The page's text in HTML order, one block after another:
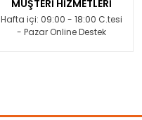
MÜŞTERİ HİZMETLERİ
Hafta içi: 09:00 - 18:00 C.tesi
- Pazar Online Destek